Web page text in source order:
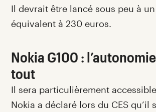
Il devrait être lancé sous peu à
équivalent à 230 euros.
Nokia G100 :
tout
Il sera particulièrement
Nokia a déclaré lors du CES qu’il